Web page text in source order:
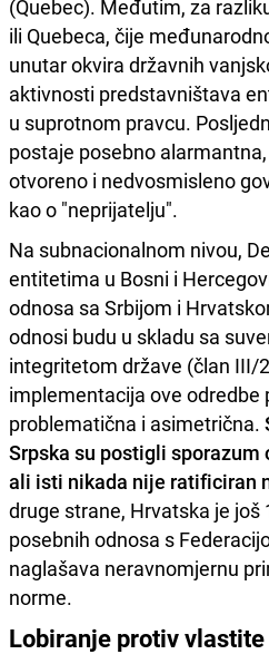
(Quebec). Međutim, za
ili Quebeca, čije
unutar okvira državnih
aktivnosti predstavništava
u suprotnom pravcu.
postaje posebno
otvoreno i nedvosmisleno
kao o "neprijatelju".
Na subnacionalnom nivou,
entitetima u Bosni i
odnosa sa Srbijom i
odnosi budu u skladu sa
integritetom države (član III/
implementacija ove odredbe
problematična i asimetrična.
Srpska su postigli
ali isti nikada nije ratificiran
druge strane, Hrvatska je
posebnih odnosa s
naglašava neravnomjernu
norme.
Lobiranje protiv